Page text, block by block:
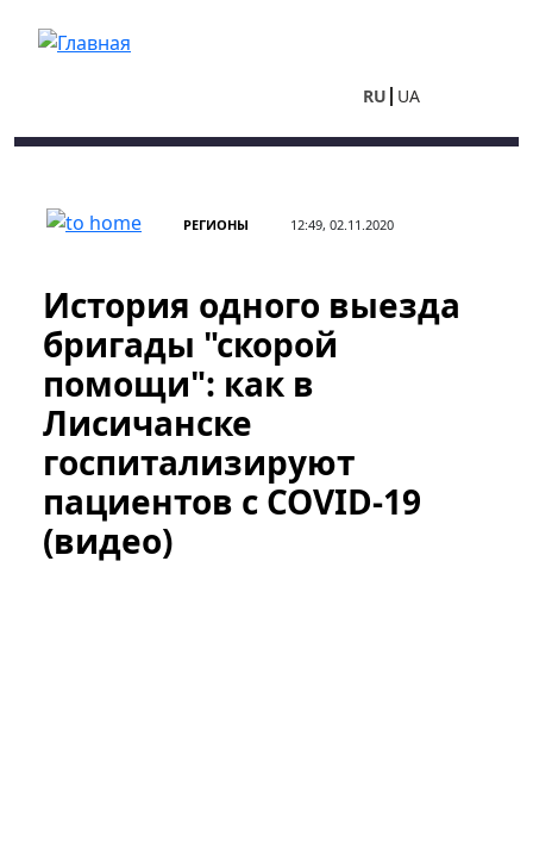
RU UA
РЕГИОНЫ 12:49, 02.11.2020
История одного выезда
бригады "скорой
помощи": как в
Лисичанске
госпитализируют
пациентов с COVID-19
(видео)